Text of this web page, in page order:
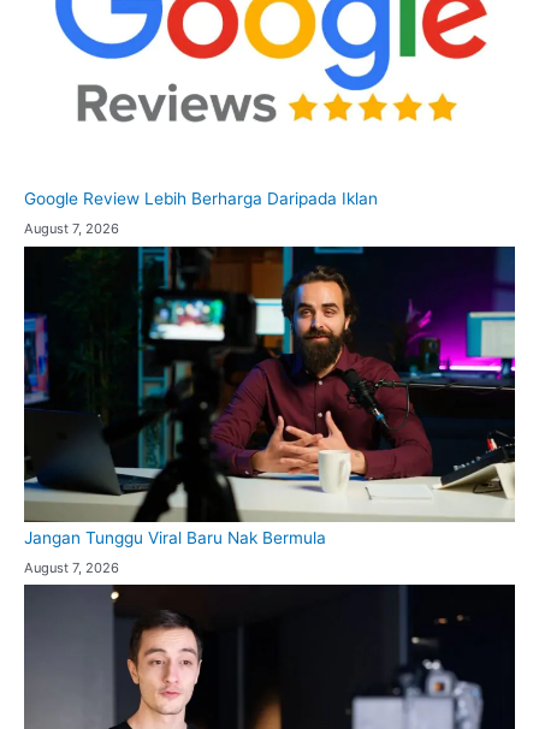
Google Review Lebih Berharga Daripada Iklan
August 7, 2026
Jangan Tunggu Viral Baru Nak Bermula
August 7, 2026